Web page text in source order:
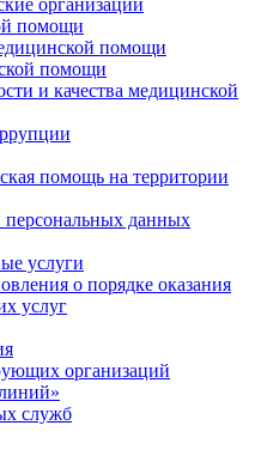
организации
помощи
помощи
помощи
и качества медицинской
помощь на территории
персональных данных
услуги
о порядке оказания
услуг
организаций
служб